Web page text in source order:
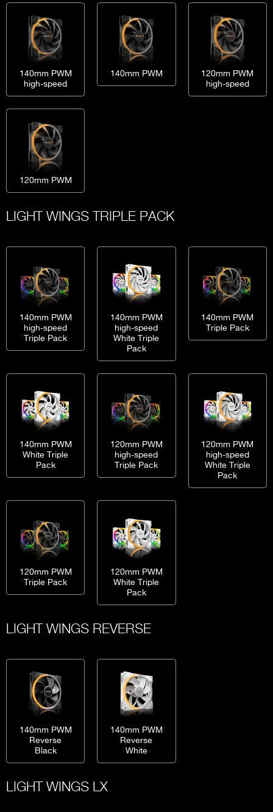
140mm PWM
high-speed
140mm PWM
120mm PWM
high-speed
120mm PWM
LIGHT WINGS TRIPLE PACK
140mm PWM
high-speed
Triple Pack
140mm PWM
high-speed
White Triple
Pack
140mm PWM
Triple Pack
140mm PWM
White Triple
Pack
120mm PWM
high-speed
Triple Pack
120mm PWM
high-speed
White Triple
Pack
120mm PWM
Triple Pack
120mm PWM
White Triple
Pack
LIGHT WINGS REVERSE
140mm PWM
Reverse
Black
140mm PWM
Reverse
White
LIGHT WINGS LX